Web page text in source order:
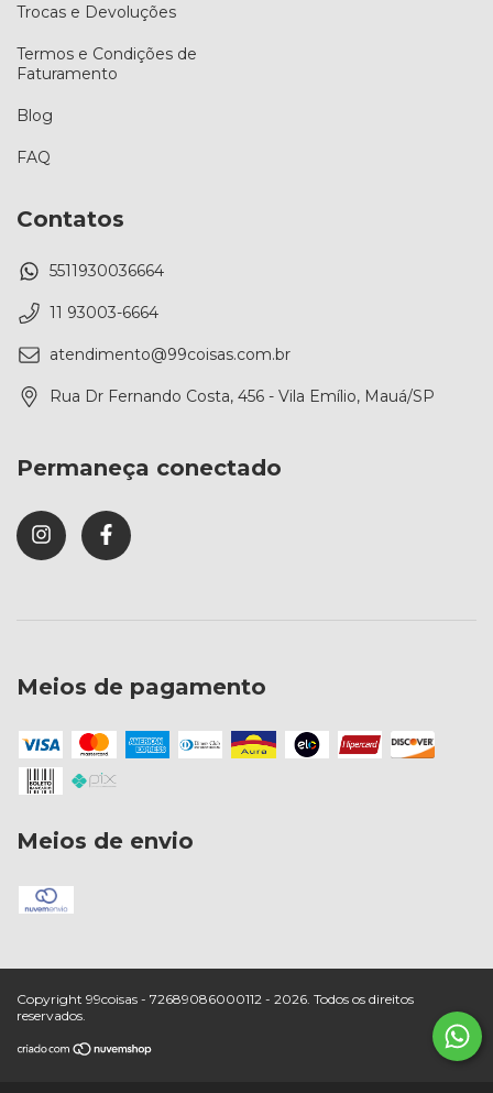
Trocas e Devoluções
Termos e Condições de
Faturamento
Blog
FAQ
Contatos
5511930036664
11 93003-6664
atendimento@99coisas.com.br
Rua Dr Fernando Costa, 456 - Vila Emílio, Mauá/SP
Permaneça conectado
Meios de pagamento
Meios de envio
Copyright 99coisas - 72689086000112 - 2026. Todos os direitos
reservados.